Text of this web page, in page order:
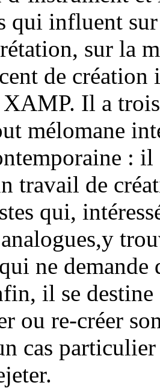
qui influent
sur la
de création
Il a
mélomane
:
travail de
qui,
ne demande
il se
ou re-créer
cas